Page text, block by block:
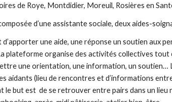
de Roye, Montdidier, Moreuil, Rosières en
d’une assistante sociale, deux aides-
d’apporter une aide, une réponse un soutien aux
plateforme organise des activités collectives
une orientation, une information, un soutien…
aidants (lieu de rencontres et d’informations
le but est de se retrouver entre pairs dans un lieu